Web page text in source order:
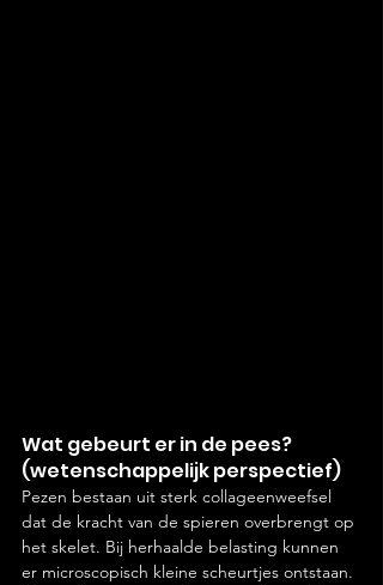
Wat gebeurt er in de pees?
(wetenschappelijk perspectief)
Pezen bestaan uit sterk collageenweefsel
dat de kracht van de spieren overbrengt op
het skelet. Bij herhaalde belasting kunnen
er microscopisch kleine scheurtjes ontstaan.